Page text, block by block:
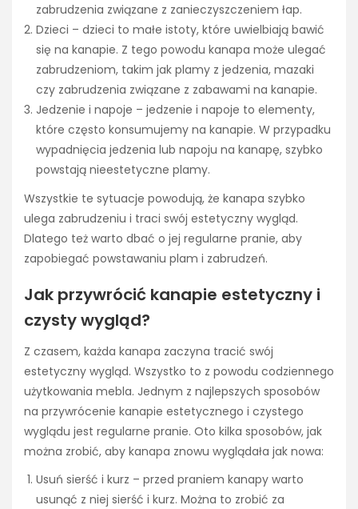
zabrudzenia związane z zanieczyszczeniem łap.
Dzieci – dzieci to małe istoty, które uwielbiają bawić
się na kanapie. Z tego powodu kanapa może ulegać
zabrudzeniom, takim jak plamy z jedzenia, mazaki
czy zabrudzenia związane z zabawami na kanapie.
Jedzenie i napoje – jedzenie i napoje to elementy,
które często konsumujemy na kanapie. W przypadku
wypadnięcia jedzenia lub napoju na kanapę, szybko
powstają nieestetyczne plamy.
Wszystkie te sytuacje powodują, że kanapa szybko
ulega zabrudzeniu i traci swój estetyczny wygląd.
Dlatego też warto dbać o jej regularne pranie, aby
zapobiegać powstawaniu plam i zabrudzeń.
Jak przywrócić kanapie estetyczny i
czysty wygląd?
Z czasem, każda kanapa zaczyna tracić swój
estetyczny wygląd. Wszystko to z powodu codziennego
użytkowania mebla. Jednym z najlepszych sposobów
na przywrócenie kanapie estetycznego i czystego
wyglądu jest regularne pranie. Oto kilka sposobów, jak
można zrobić, aby kanapa znowu wyglądała jak nowa:
Usuń sierść i kurz – przed praniem kanapy warto
usunąć z niej sierść i kurz. Można to zrobić za